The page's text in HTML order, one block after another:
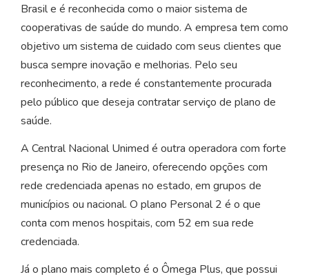
Brasil e é reconhecida como o maior sistema de
cooperativas de saúde do mundo. A empresa tem como
objetivo um sistema de cuidado com seus clientes que
busca sempre inovação e melhorias. Pelo seu
reconhecimento, a rede é constantemente procurada
pelo público que deseja contratar serviço de plano de
saúde.
A Central Nacional Unimed é outra operadora com forte
presença no Rio de Janeiro, oferecendo opções com
rede credenciada apenas no estado, em grupos de
municípios ou nacional. O plano Personal 2 é o que
conta com menos hospitais, com 52 em sua rede
credenciada.
Já o plano mais completo é o Ômega Plus, que possui